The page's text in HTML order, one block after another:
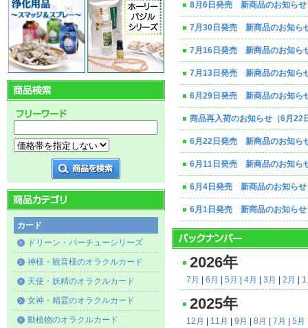
カード
ドリーン・バーチューシリーズ
神様・観音様のオラクルカード
天使・妖精のオラクルカード
女神・精霊のオラクルカード
動植物のオラクルカード
8月6日発売 新商品のお知らせ
7月30日発売 新商品のお知ら
7月16日発売 新商品のお知ら
7月13日発売 新商品のお知ら
6月29日発売 新商品のお知ら
商品再入荷のお知らせ（6月22
6月22日発売 新商品のお知ら
6月11日発売 新商品のお知ら
6月4日発売 新商品のお知らせ
6月1日発売 新商品のお知らせ
2026年
7月 6月 5月 4月 3月 2月
2025年
12月 11月 9月 8月 7月 5月